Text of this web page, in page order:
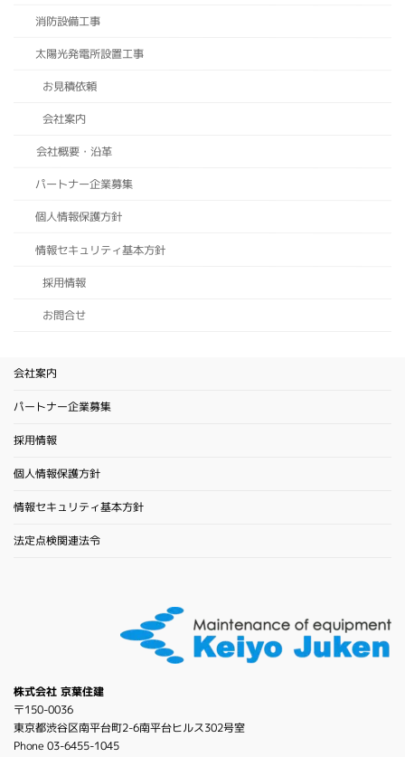
消防設備工事
太陽光発電所設置工事
お見積依頼
会社案内
会社概要・沿革
パートナー企業募集
個人情報保護方針
情報セキュリティ基本方針
採用情報
お問合せ
会社案内
パートナー企業募集
採用情報
個人情報保護方針
情報セキュリティ基本方針
法定点検関連法令
株式会社 京葉住建
〒150-0036
東京都渋谷区南平台町2-6南平台ヒルス302号室
Phone 03-6455-1045